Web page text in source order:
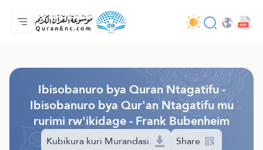
Ahabanza.
Ishakiro ry'ibisobanuro
Audio
Serivisi z'abakora amavugurura. - API
Ibijyanye n'umushinga.
Twandikire.
Ururimi.
Ibisobanuro bya Quran Ntagatifu -
Ibisobanuro bya Qur'an Ntagatifu mu
rurimi rw'ikidage - Frank Bubenheim
Kubikura kuri Murandasi. Share